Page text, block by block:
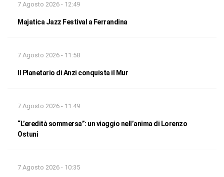
7 Agosto 2026 - 12:49
Majatica Jazz Festival a Ferrandina
7 Agosto 2026 - 11:58
Il Planetario di Anzi conquista il Mur
7 Agosto 2026 - 11:49
“L’eredità sommersa”: un viaggio nell’anima di Lorenzo
Ostuni
7 Agosto 2026 - 10:35